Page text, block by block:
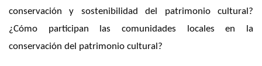
conservación y sostenibilidad del patrimonio cultural?
¿Cómo participan las comunidades locales en la
conservación del patrimonio cultural?